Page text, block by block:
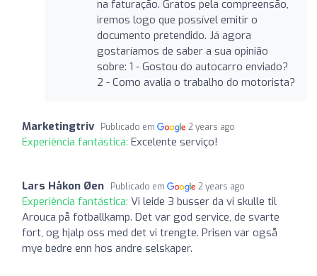
na faturação. Gratos pela compreensão,
iremos logo que possível emitir o
documento pretendido. Já agora
gostaríamos de saber a sua opinião
sobre: 1 - Gostou do autocarro enviado?
2 - Como avalia o trabalho do motorista?
Marketingtriv Publicado em 2 years ago
Experiência fantástica: Excelente serviço!
Lars Håkon Øen Publicado em 2 years ago
Experiência fantástica: Vi leide 3 busser da vi skulle til
Arouca på fotballkamp. Det var god service, de svarte
fort, og hjalp oss med det vi trengte. Prisen var også
mye bedre enn hos andre selskaper.